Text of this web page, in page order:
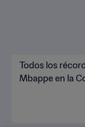
Todos los
Mbappe en la